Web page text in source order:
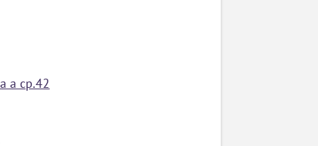
a cp.42